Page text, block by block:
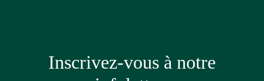
Inscrivez-vous à notre